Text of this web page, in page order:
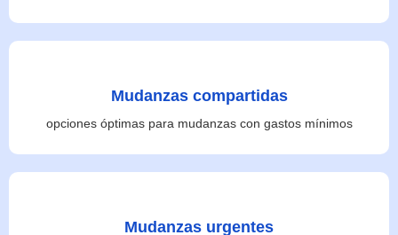
Mudanzas compartidas
opciones óptimas para mudanzas con gastos mínimos
Mudanzas urgentes